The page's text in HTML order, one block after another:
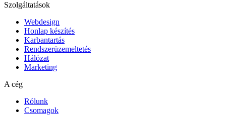
Szolgáltatások
Webdesign
Honlap készítés
Karbantartás
Rendszerüzemeltetés
Hálózat
Marketing
A cég
Rólunk
Csomagok